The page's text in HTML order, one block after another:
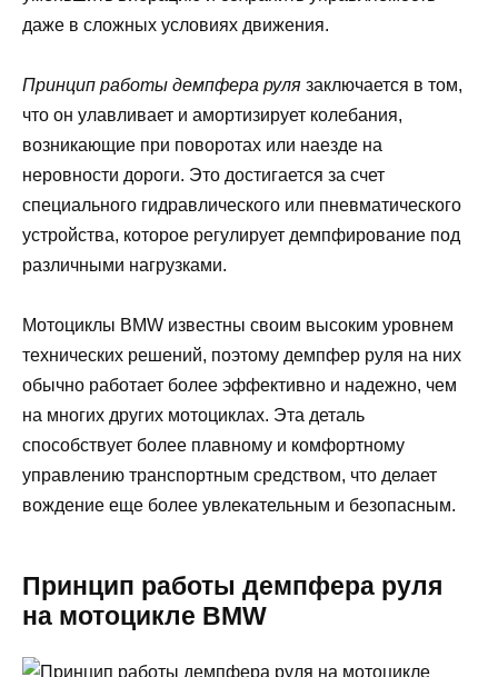
даже в сложных условиях движения.
Принцип работы демпфера руля заключается в том,
что он улавливает и амортизирует колебания,
возникающие при поворотах или наезде на
неровности дороги. Это достигается за счет
специального гидравлического или пневматического
устройства, которое регулирует демпфирование под
различными нагрузками.
Мотоциклы BMW известны своим высоким уровнем
технических решений, поэтому демпфер руля на них
обычно работает более эффективно и надежно, чем
на многих других мотоциклах. Эта деталь
способствует более плавному и комфортному
управлению транспортным средством, что делает
вождение еще более увлекательным и безопасным.
Принцип работы демпфера руля
на мотоцикле BMW